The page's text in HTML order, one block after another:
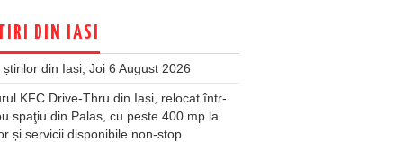
DIN IASI
știrilor din Iași, Joi 6 August 2026
KFC Drive-Thru din Iași, relocat într-
spaţiu din Palas, cu peste 400 mp la
și servicii disponibile non-stop